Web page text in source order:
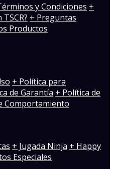
y Condiciones +
+ Preguntas
Productos
+ Política para
de Garantía + Política de
Comportamiento
+ Jugada Ninja + Happy
Especiales